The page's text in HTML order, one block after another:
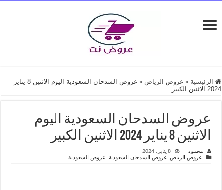
الرئيسية » عروض الرياض »
عروض السدحان السعودية اليوم الاثنين 8 يناير
2024 الاثنين الكبير
عروض السدحان السعودية اليوم
الاثنين 8 يناير 2024 الاثنين الكبير
محمود
8 يناير، 2024
عروض الرياض, عروض السدحان السعودية, عروض السعودية